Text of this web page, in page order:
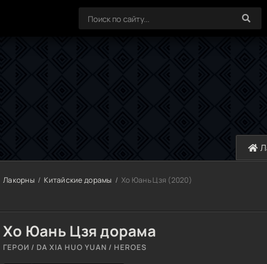
Лакорны Китайские дорамы Хо Юань Цзя (2020)
Хо Юань Цзя дорама
ГЕРОИ / DA XIA HUO YUAN / HEROES